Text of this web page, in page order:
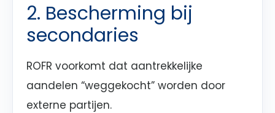
2. Bescherming bij
secondaries
ROFR voorkomt dat aantrekkelijke
aandelen “weggekocht” worden door
externe partijen.